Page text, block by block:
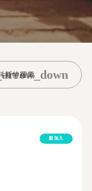
斯特羅馬
新加入